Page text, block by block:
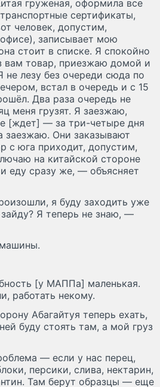
груженая, оформила все
сертификаты,
человек, допустим,
записывает мою
стоит в списке. Я спокойно
вам товар, приезжаю домой и
лезу без очереди сюда по
встал в очередь и с 15
Два раза очередь не
меня грузят. Я заезжаю,
[ждет] — за три-четыре дня
заезжаю. Они заказывают
с юга приходит, допустим,
на китайской стороне
еду сразу же, — объясняет
я буду заходить уже
Я теперь не знаю, —
[у МАППа] маленькая.
работать некому.
Абагайтуя теперь ехать,
буду стоять там, а мой груз
— если у нас перец,
персики, слива, нектарин,
Там берут образцы — еще